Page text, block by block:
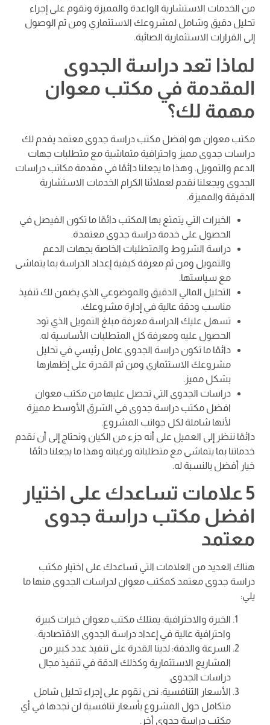
من الخدمات الاستشارية الواعدة والمميزة ونقوم على إجراء
تحليل دقيق وشامل لمشروعك الاستثماري ومن ثم الوصول
إلى القرارات الاستثمارية الصائبة.
لماذا تعد دراسة الجدوى
المقدمة في مكتب معوان
مهمة لك؟
مكتب معوان هو افضل مكتب دراسة جدوى معتمد يقدم لك
دراسات جدوى مميز واحترافية متماشية مع متطلبات جهات
الدعم والتمويل. وهذا ما يجعلنا دائمًا في مقدمة مكاتب دراسات
الجدوى ويجعلنا نقدم لعملائنا الكرام الخدمات الاستشارية
الدقيقة والمميزة.
الخبرات التي يتمتع بها المكتب دائمًا ما تكون الفيصل في
الحصول على خدمة دراسة جدوى معتمدة.
دراسة الشروط والمتطلبات الخاصة بجهات الدعم
والتمويل ومن ثم معرفة كيفية إعداد الدراسة بما يتماشى
مع سياستها.
التحليل المالي الدقيق والموضوعي الذي يضمن لك تنفيذ
مناسب ودقة عالية في إدارة مشروعك.
تسهل عليك الدراسة معرفة مبلغ التمويل الذي تود
الحصول عليه ومعرفة كل المتطلبات الأساسية له.
دائمًا ما تكون دراسة الجدوى عامل رئيسي في تحليل
مشروعك الاستثماري ومن ثم القدرة على إظهارها
بشكل مميز.
دراسات الجدوى التي تحصل عليها من مكتب معوان
افضل مكتب دراسة جدوى في الشرق الأوسط مميزة
لأنها شاملة لكل جوانب المشروع.
دائمًا ننظر إلى العميل على أنه جزء من الكيان ونحتاج إلى أن نقدم
خدماتنا بما يتماشى مع متطلباته ورغباته وهذا ما يجعلنا دائمًا
خيار أفضل بالنسبة له.
5 علامات تساعدك على اختيار
افضل مكتب دراسة جدوى
معتمد
هناك العديد من العلامات التي تساعدك على اختيار مكتب
دراسة جدوى معتمد كمكتب معوان لدراسات الجدوى منها ما
يلي:
الخبرة والاحترافية: يمتلك مكتب معوان خبرات كبيرة
واحترافية عالية في إعداد دراسة الجدوى الاقتصادية.
السرعة والدقة: لدينا القدرة على تنفيذ عدد كبير من
المشاريع الاستثمارية وكذلك الدقة في تنفيذ مجال
دراسات الجدوى.
الأسعار التنافسية: نحن نقوم على إجراء تحليل شامل
متكامل حول المشروع بأسعار تنافسية لن تجدها في أي
مكتب دراسة جدوى أخر.